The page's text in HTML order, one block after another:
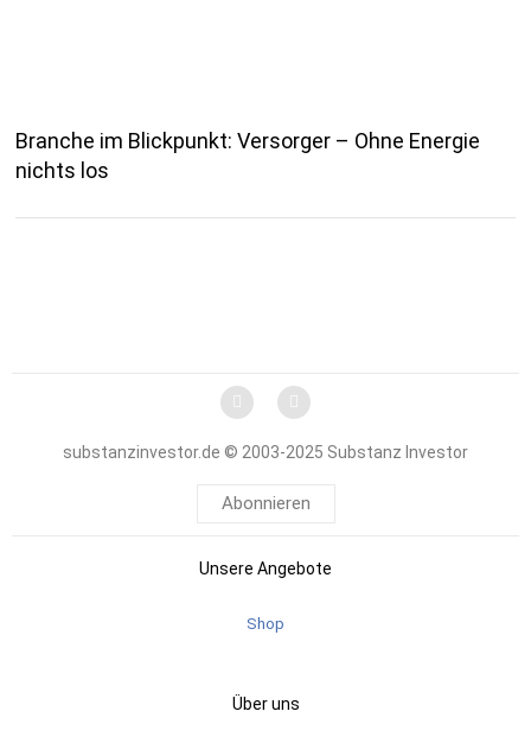
Branche im Blickpunkt: Versorger – Ohne Energie
nichts los
substanzinvestor.de © 2003-2025 Substanz Investor
Abonnieren
Unsere Angebote
Shop
Über uns